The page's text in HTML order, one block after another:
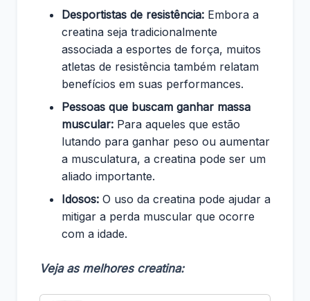
Desportistas de resistência: Embora a
creatina seja tradicionalmente
associada a esportes de força, muitos
atletas de resistência também relatam
benefícios em suas performances.
Pessoas que buscam ganhar massa
muscular: Para aqueles que estão
lutando para ganhar peso ou aumentar
a musculatura, a creatina pode ser um
aliado importante.
Idosos: O uso da creatina pode ajudar a
mitigar a perda muscular que ocorre
com a idade.
Veja as melhores creatina: